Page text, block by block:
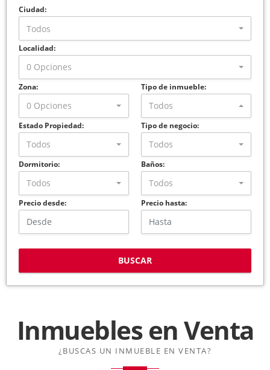
Ciudad:
Todos
Localidad:
0 Opciones
Zona:
0 Opciones
Tipo de inmueble:
Todos
Estado Propiedad:
Todos
Tipo de negocio:
Todos
Dormitorio:
Todos
Baños:
Todos
Precio desde: Precio hasta:
BUSCAR
Inmuebles enVenta
¿BUSCAS UN INMUEBLE EN VENTA?